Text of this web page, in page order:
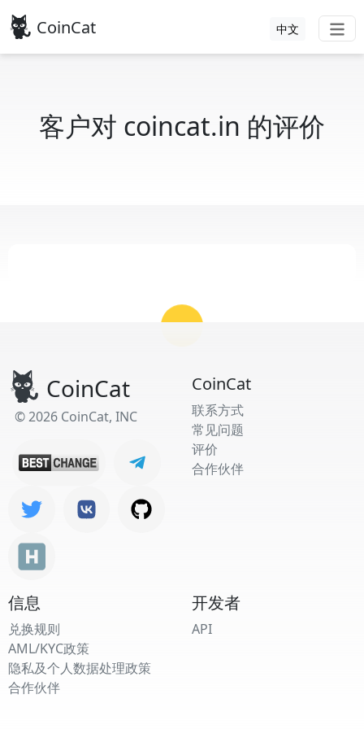
CoinCat 中文
客户对 coincat.in 的评价
CoinCat
© 2026 CoinCat, INC
CoinCat
联系方式
常见问题
评价
合作伙伴
信息
兑换规则
AML/KYC政策
隐私及个人数据处理政策
合作伙伴
开发者
API